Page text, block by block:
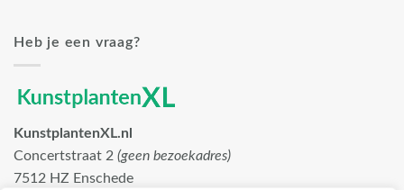
Heb je een vraag?
KunstplantenXL.nl
Concertstraat 2 (geen bezoekadres)
7512 HZ Enschede